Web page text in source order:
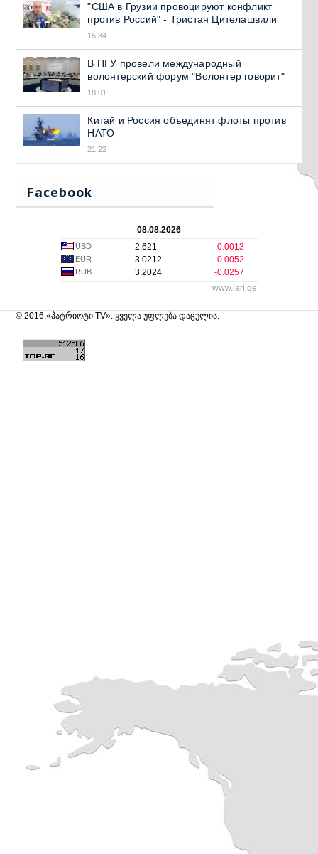
"США в Грузии провоцируют конфликт
против Россий" - Тристан Цителашвили
15:34
В ПГУ провели международный
волонтерский форум "Волонтер говорит"
18:01
Китай и Россия объединят флоты против
НАТО
21:22
Facebook
08.08.2026
USD 2.621 -0.0013
EUR 3.0212 -0.0052
RUB 3.2024
-0.0257
www.lari.ge
© 2016,«პატრიოტი TV». ყველა უფლება დაცულია.